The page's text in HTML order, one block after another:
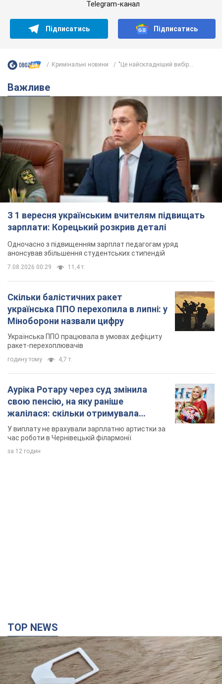
З 1 вересня українським вчителям підвищать
зарплати: Корецький розкрив деталі
Одночасно з підвищенням зарплат педагогам уряд
анонсував збільшення студентських стипендій
7.08.2026 00:29
Скільки балістичних ракет
українська ППО перехопила в липні: у
Міноборони назвали цифру
ракет-перехоплювачів
Ауріка Ротару через суд змінила
свою пенсію, на яку раніше
жалілася: скільки отримувала
співачка
час роботи в Чернівецькій філармонії
Мобільні оператори підвищили тарифи "до
межі", але якість зв'язку деградувала: чи варто
скаржитись на ціни